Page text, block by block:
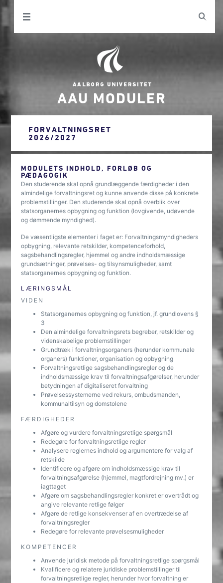
AAU MODULER
FORVALTNINGSRET
2026/2027
MODULETS INDHOLD, FORLØB OG
PÆDAGOGIK
Den studerende skal opnå grundlæggende færdigheder i den
almindelige forvaltningsret og kunne anvende disse på konkrete
problemstillinger. Den studerende skal opnå overblik over
statsorganernes opbygning og funktion (lovgivende, udøvende
og dømmende myndighed).
De væsentligste elementer i faget er: Forvaltningsmyndigheders
opbygning, relevante retskilder, kompetenceforhold,
sagsbehandlingsregler, hjemmel og andre indholdsmæssige
grundsætninger, prøvelses- og tilsynsmuligheder, samt
statsorganernes opbygning og funktion.
LÆRINGSMÅL
VIDEN
Statsorganernes opbygning og funktion, jf. grundlovens §
3
Den almindelige forvaltningsrets begreber, retskilder og
videnskabelige problemstillinger
Grundtræk i forvaltningsorganers (herunder kommunale
organers) funktioner, organisation og opbygning
Forvaltningsretlige sagsbehandlingsregler og de
indholdsmæssige krav til forvaltningsafgørelser, herunder
betydningen af digitaliseret forvaltning
Prøvelsessystemerne ved rekurs, ombudsmanden,
kommunaltilsyn og domstolene
FÆRDIGHEDER
Afgøre og vurdere forvaltningsretlige spørgsmål
Redegøre for forvaltningsretlige regler
Analysere reglernes indhold og argumentere for valg af
retskilde
Identificere og afgøre om indholdsmæssige krav til
forvaltningsafgørelse (hjemmel, magtfordrejning mv.) er
iagttaget
Afgøre om sagsbehandlingsregler konkret er overtrådt og
angive relevante retlige følger
Afgøre de retlige konsekvenser af en overtrædelse af
forvaltningsregler
Redegøre for relevante prøvelsesmuligheder
KOMPETENCER
Anvende juridisk metode på forvaltningsretlige spørgsmål
Kvalificere og relatere juridiske problemstillinger til
forvaltningsretlige regler, herunder hvor forvaltning er